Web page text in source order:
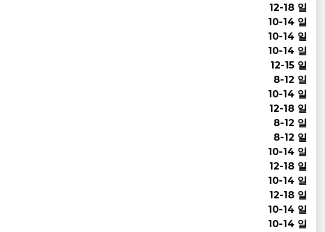
12-18 일
10-14 일
10-14 일
10-14 일
12-15 일
8-12 일
10-14 일
12-18 일
8-12 일
8-12 일
10-14 일
12-18 일
10-14 일
12-18 일
10-14 일
10-14 일